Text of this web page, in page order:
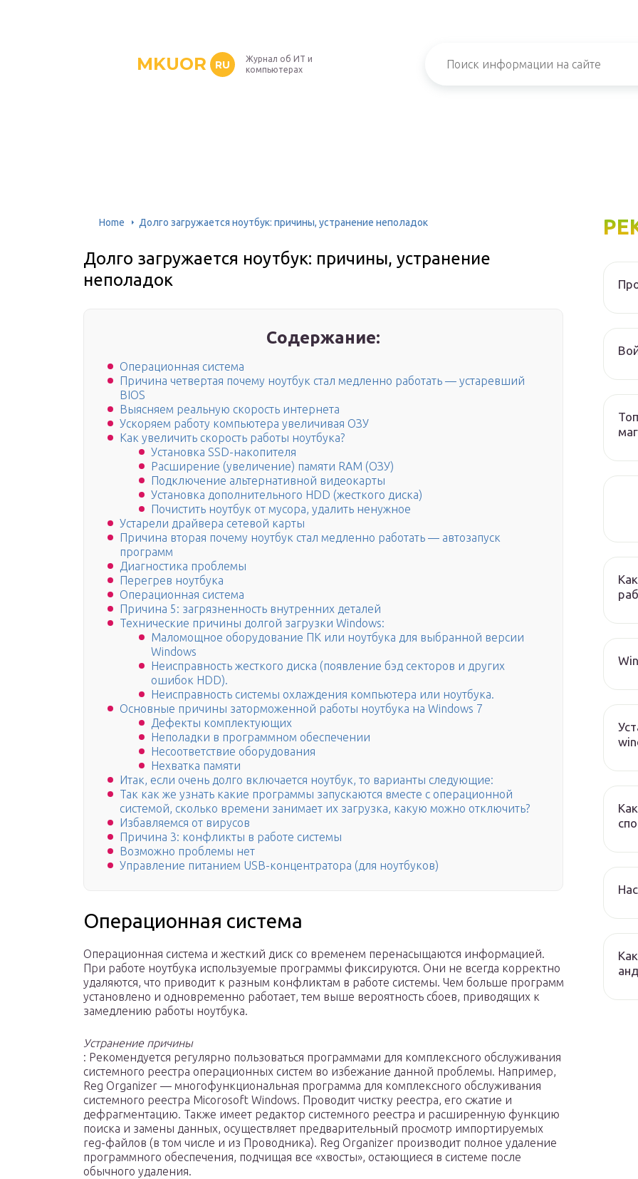
MKUOR RU
Журнал об ИТ и
компьютерах
Home Долго загружается ноутбук: причины, устранение неполадок
Долго загружается ноутбук: причины, устранение
неполадок
Содержание:
Операционная система
Причина четвертая почему ноутбук стал медленно работать — устаревший
BIOS
Выясняем реальную скорость интернета
Ускоряем работу компьютера увеличивая ОЗУ
Как увеличить скорость работы ноутбука?
Установка SSD-накопителя
Расширение (увеличение) памяти RAM (ОЗУ)
Подключение альтернативной видеокарты
Установка дополнительного HDD (жесткого диска)
Почистить ноутбук от мусора, удалить ненужное
Устарели драйвера сетевой карты
Причина вторая почему ноутбук стал медленно работать — автозапуск
программ
Диагностика проблемы
Перегрев ноутбука
Операционная система
Причина 5: загрязненность внутренних деталей
Технические причины долгой загрузки Windows:
Маломощное оборудование ПК или ноутбука для выбранной версии
Windows
Неисправность жесткого диска (появление бэд секторов и других
ошибок HDD).
Неисправность системы охлаждения компьютера или ноутбука.
Основные причины заторможенной работы ноутбука на Windows 7
Дефекты комплектующих
Неполадки в программном обеспечении
Несоответствие оборудования
Нехватка памяти
Итак, если очень долго включается ноутбук, то варианты следующие:
Так как же узнать какие программы запускаются вместе с операционной
системой, сколько времени занимает их загрузка, какую можно отключить?
Избавляемся от вирусов
Причина 3: конфликты в работе системы
Возможно проблемы нет
Управление питанием USB-концентратора (для ноутбуков)
Операционная система
Операционная система и жесткий диск со временем перенасыщаются информацией.
При работе ноутбука используемые программы фиксируются. Они не всегда корректно
удаляются, что приводит к разным конфликтам в работе системы. Чем больше программ
установлено и одновременно работает, тем выше вероятность сбоев, приводящих к
замедлению работы ноутбука.
Устранение причины
: Рекомендуется регулярно пользоваться программами для комплексного обслуживания
системного реестра операционных систем во избежание данной проблемы. Например,
Reg Organizer — многофункциональная программа для комплексного обслуживания
системного реестра Micorosoft Windows. Проводит чистку реестра, его сжатие и
дефрагментацию. Также имеет редактор системного реестра и расширенную функцию
поиска и замены данных, осуществляет предварительный просмотр импортируемых
reg-файлов (в том числе и из Проводника). Reg Organizer производит полное удаление
программного обеспечения, подчищая все «хвосты», остающиеся в системе после
обычного удаления.